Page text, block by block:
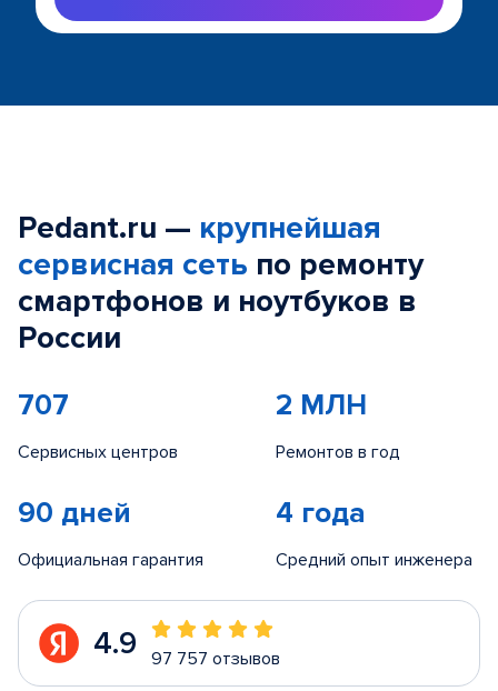
Pedant.ru — крупнейшая
сервисная сеть по ремонту
смартфонов и ноутбуков в
России
707
Сервисных центров
2 МЛН
Ремонтов в год
90 дней
Официальная гарантия
4 года
Средний опыт инженера
4.9 97 757 отзывов